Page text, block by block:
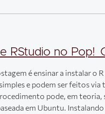
RStudio no
é ensinar a instalar o
e podem ser feitos
pode, em teoria,
em Ubuntu.